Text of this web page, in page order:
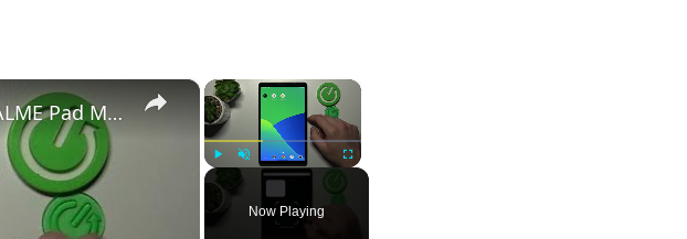
×
Unmute Fullscreen
Now Playing
×
How to Add Passes to Google Wallet on REALME Pad Mini